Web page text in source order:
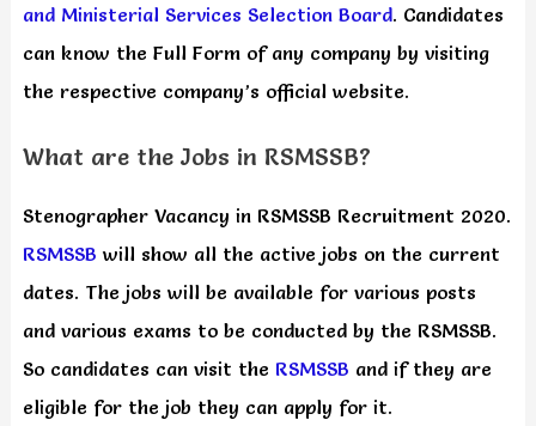
and Ministerial Services Selection Board. Candidates
can know the Full Form of any company by visiting
the respective company’s official website.
What are the Jobs in RSMSSB?
Stenographer Vacancy in RSMSSB Recruitment 2020.
RSMSSB will show all the active jobs on the current
dates. The jobs will be available for various posts
and various exams to be conducted by the RSMSSB.
So candidates can visit the RSMSSB and if they are
eligible for the job they can apply for it.